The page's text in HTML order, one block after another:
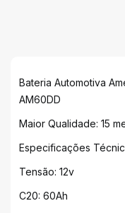
Bateria Automotiva
AM60DD
Maior Qualidade: 15
Especificações
Tensão: 12v
C20: 60Ah